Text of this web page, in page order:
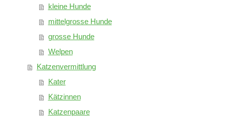
kleine Hunde
mittelgrosse Hunde
grosse Hunde
Welpen
Katzenvermittlung
Kater
Kätzinnen
Katzenpaare